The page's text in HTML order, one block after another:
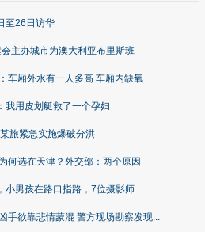
至26日访华
主办城市为澳大利亚布里斯班
车厢外水有一人多高 车厢内缺氧
我用皮划艇救了一个孕妇
旅紧急实施爆破分洪
何选在天津？外交部：两个原因
小男孩在路口指路，7位摄影师...
手欲靠悲情蒙混 警方现场勘察发现...